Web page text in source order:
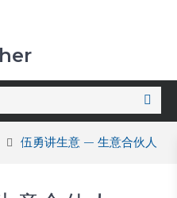
伍勇讲生意 — 生意合伙人